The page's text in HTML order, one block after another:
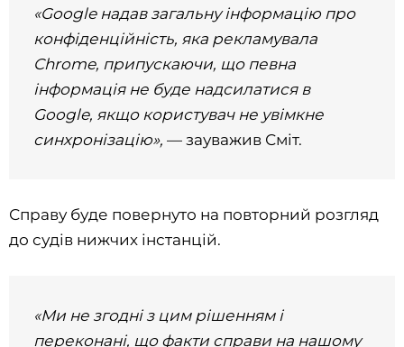
«Google надав загальну інформацію про
конфіденційність, яка рекламувала
Chrome, припускаючи, що певна
інформація не буде надсилатися в
Google, якщо користувач не увімкне
синхронізацію»,— зауважив Сміт.
Справу буде повернуто на повторний розгляд
до судів нижчих інстанцій.
«Ми не згодні з цим рішенням і
переконані, що факти справи на нашому